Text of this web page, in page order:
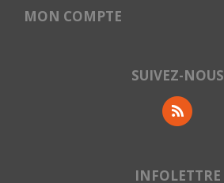
MON COMPTE
SUIVEZ-NOUS
INFOLETTRE